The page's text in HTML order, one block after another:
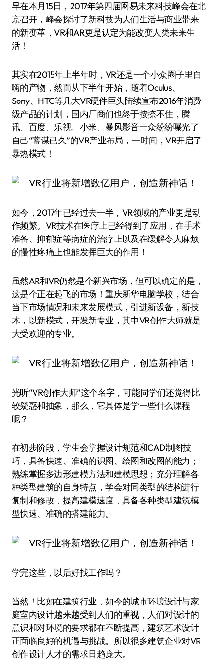
早在本月15日，2017年第四届网易未来科技峰会在北
京召开，峰会探讨了新科技为人们生活与商业带来
的新变革，VR和AR更是认定为能改变人类未来生
活！
其实在2015年上半年时，VR还是一个小众圈子里自
嗨的产物，然而从下半年开始，随着Oculus、
Sony、HTC等几大VR硬件巨头陆续宣布2016年消费
级产品的计划，国内厂商们也终于按捺不住，腾
讯、百度、乐视、小米、暴风影音一众纷纷曝光了
自己“蓄谋已久”的VR产业布局，一时间，VR开启了
暴热模式！
如今，2017年已经过去一半，VR领域的产业更是动
作频繁。VR技术在医疗上已经得到了应用，在手术
准备、抑郁症等病症的治疗上以及在缓解令人麻烦
的慢性疼痛上也能发挥巨大的作用！
虽然AR和VR仍然是个新兴市场，但可以确定的是，
这是个正在起飞的市场！重庆新华电脑学校，结合
当下市场情况和未来发展模式，引进新设备，新技
术，以新模式，开发新专业，其中VR创作大师就是
大受欢迎的专业。
光听“VR创作大师”这个名字，可能同学们还觉得比
较疑惑和抽象，那么，它具体是学一些什么课程
呢？
在初步阶段，学生会掌握设计规范和CAD制图技
巧，具备快速、准确的识图、绘图和改图的能力；
熟练掌握多边形建模方法和建模思想；充分理解各
种类型建筑的自身特点，学会对同类型的结构进行
复制和修改，提高建模速度，具备各种类型建筑模
型快速、准确的搭建能力。
学完这些，以后好找工作吗？
当然！比如在建筑行业，如今的城市环境设计与家
庭室内设计越来越受到人们的重视，人们对设计的
意识和对环境的要求都在不断提高，建筑艺术设计
正面临良好的机遇与挑战。所以很多建筑企业对VR
创作设计人才的需求日趋庞大。